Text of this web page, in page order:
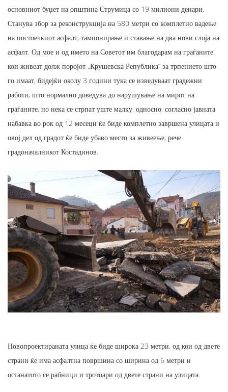
основниот буџет на општина Струмица со 19 милиони денари.
Станува збор за реконструкција на 580 метри со комплетно вадење
на постоечкиот асфалт, тампонирање и ставање на два нови слоја на
асфалт. Од мое и од името на Советот им благодарам на граѓаните
кои живеат долж поројот „Крушевска Република“ за трпението што
го имаат, бидејќи околу 3 години тука се изведуваат градежни
работи, што нормално доведува до нарушување на мирот на
граѓаните, но нека се стрпат уште малку, односно, согласно јавната
набавка во рок од 12 месеци ќе биде комплетно завршена улицата и
овој дел од градот ќе биде убаво место за живеење, рече
градоначалникот Костадинов.
Новопроектираната улица ќе биде широка 23 метри, од кои од двете
страни ќе има асфалтна површина со ширина од 6 метри и
останатото се рабници и тротоари од двете страни на улицата.